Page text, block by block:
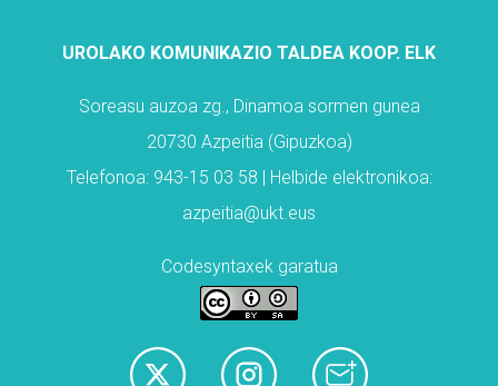
UROLAKO KOMUNIKAZIO TALDEA KOOP. ELK
Soreasu auzoa zg., Dinamoa sormen gunea
20730 Azpeitia (Gipuzkoa)
Telefonoa: 943-15 03 58 | Helbide elektronikoa:
azpeitia@ukt.eus
Codesyntaxek garatua